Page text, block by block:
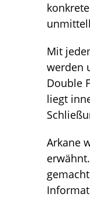
Mit
werden
Double
liegt
Arkane